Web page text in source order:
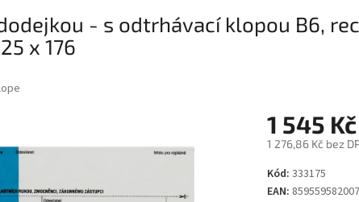
- s odtrhávací klopou B6,
x 176
1 545 Kč
1 276,86 Kč bez
Měrná
cena:
Kód: 333175
EAN: